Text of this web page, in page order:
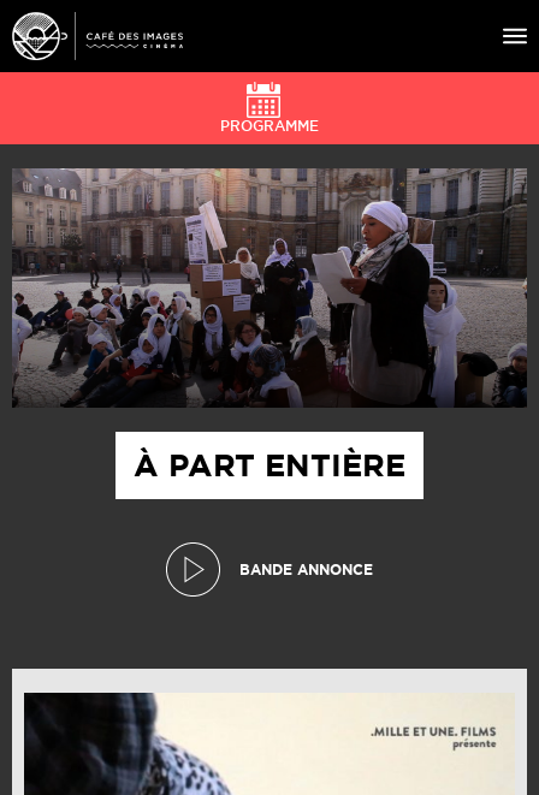
À L’AFFICHE
ÉVÉNEMENTS
CAFÉ DU CINÉ
PRATIQUE
ÉDUCATION AUX IMAGES
À PART ENTIÈRE
BANDE ANNONCE
PROGRAMME